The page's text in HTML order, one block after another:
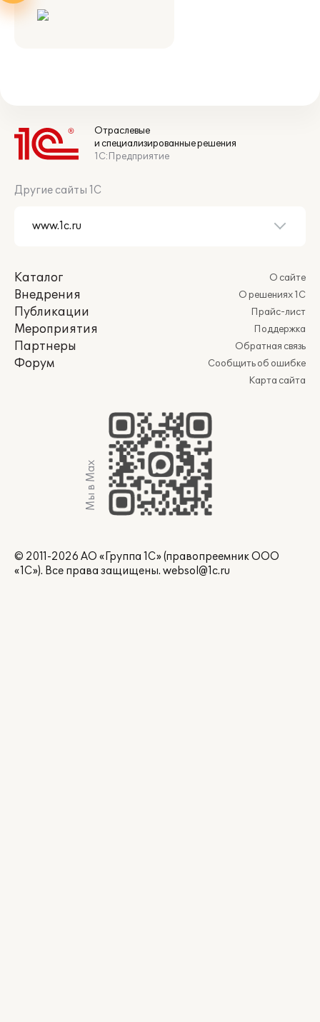
Отраслевые
и специализированные решения
1С:Предприятие
Другие сайты 1С
Каталог
Внедрения
Публикации
Мероприятия
Партнеры
Форум
О сайте
О решениях 1С
Прайс-лист
Поддержка
Обратная связь
Сообщить об ошибке
Карта сайта
Мы в Max
© 2011-2026 АО «Группа 1С» (правопреемник ООО
«1С»). Все права защищены. websol@1c.ru